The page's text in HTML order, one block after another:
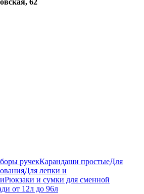
62
ручекКарандаши простыеДля
Для лепки и
Рюкзаки и сумки для сменной
от 12л до 96л